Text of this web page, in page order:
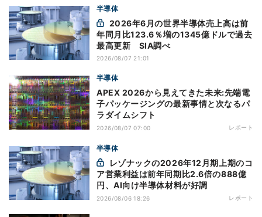
半導体
年同月比123.6％増の1345億ドルで過去
最高更新 SIA調べ
2026/08/07 21:01
半導体
APEX 2026から見えてきた未来:先端電
子パッケージングの最新事情と次なるパ
ラダイムシフト
2026/08/07 07:00 レポート
半導体
ア営業利益は前年同期比2.6倍の888億
円、AI向け半導体材料が好調
2026/08/06 18:26 レポート